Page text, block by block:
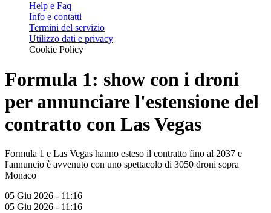
Help e Faq
Info e contatti
Termini del servizio
Utilizzo dati e privacy
Cookie Policy
Formula 1: show con i droni
per annunciare l'estensione del
contratto con Las Vegas
Formula 1 e Las Vegas hanno esteso il contratto fino al 2037 e
l'annuncio è avvenuto con uno spettacolo di 3050 droni sopra
Monaco
05 Giu 2026 - 11:16
05 Giu 2026 - 11:16